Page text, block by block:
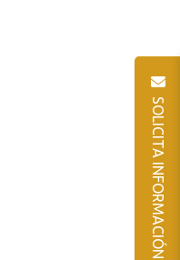
SOLICITA INFORMACIÓN